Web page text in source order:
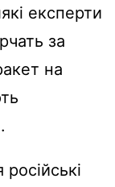
експерти
за
на